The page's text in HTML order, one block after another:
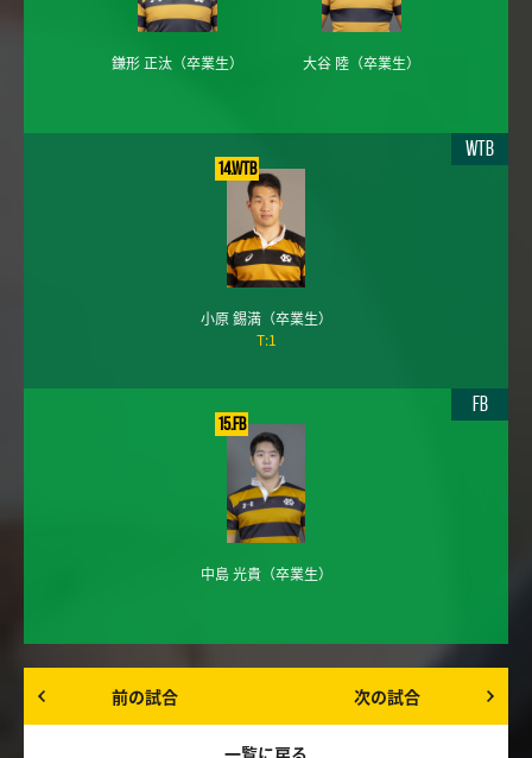
鎌形 正汰 （卒業生） 大谷 陸（卒業生）
14.WTB
小原 錫満（卒業生）
T:1
WTB
15.FB
中島 光貴（卒業生）
FB
前の試合
一覧に戻る
次の試合